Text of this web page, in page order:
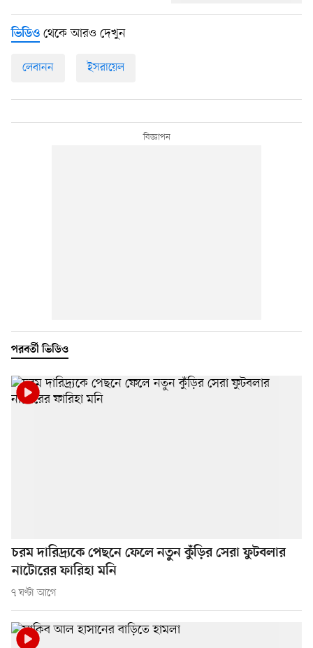
ভিডিও থেকে আরও দেখুন
লেবানন ইসরায়েল
পরবর্তী ভিডিও
চরম দারিদ্র্যকে পেছনে ফেলে নতুন কুঁড়ির সেরা ফুটবলার
নাটোরের ফারিহা মনি
৭ ঘণ্টা আগে